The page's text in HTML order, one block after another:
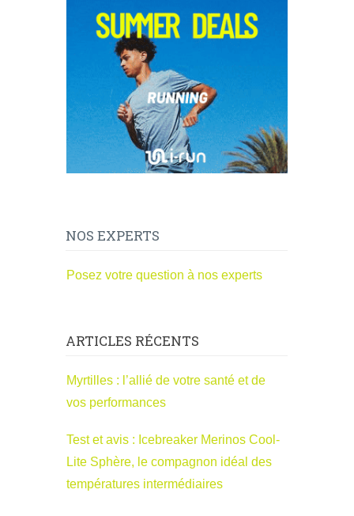
NOS EXPERTS
Posez votre question à nos experts
ARTICLES RÉCENTS
Myrtilles : l’allié de votre santé et de
vos performances
Test et avis : Icebreaker Merinos Cool-
Lite Sphère, le compagnon idéal des
températures intermédiaires